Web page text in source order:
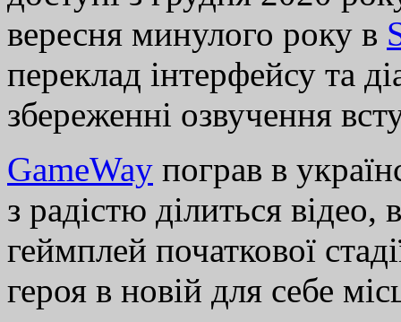
вересня минулого року в
переклад інтерфейсу та
збереженні озвучення
GameWay пограв в
з радістю ділиться
геймплей початкової
героя в новій для себе